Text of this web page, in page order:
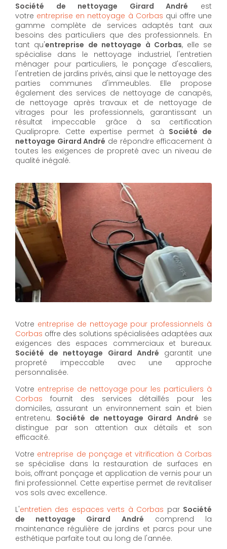
Société de nettoyage Girard André est
votre entreprise en nettoyage à Corbas qui offre une
gamme complète de services adaptés tant aux
besoins des particuliers que des professionnels. En
tant qu'entreprise de nettoyage à Corbas, elle se
spécialise dans le nettoyage industriel, l'entretien
ménager pour particuliers, le ponçage d'escaliers,
l'entretien de jardins privés, ainsi que le nettoyage des
parties communes d'immeubles. Elle propose
également des services de nettoyage de canapés,
de nettoyage après travaux et de nettoyage de
vitrages pour les professionnels, garantissant un
résultat impeccable grâce à sa certification
Qualipropre. Cette expertise permet à Société de
nettoyage Girard André de répondre efficacement à
toutes les exigences de propreté avec un niveau de
qualité inégalé.
Votre entreprise de nettoyage pour professionnels à
Corbas offre des solutions spécialisées adaptées aux
exigences des espaces commerciaux et bureaux.
Société de nettoyage Girard André garantit une
propreté impeccable avec une approche
personnalisée.
Votre entreprise de nettoyage pour les particuliers à
Corbas fournit des services détaillés pour les
domiciles, assurant un environnement sain et bien
entretenu. Société de nettoyage Girard André se
distingue par son attention aux détails et son
efficacité.
Votre entreprise de ponçage et vitrification à Corbas
se spécialise dans la restauration de surfaces en
bois, offrant ponçage et application de vernis pour un
fini professionnel. Cette expertise permet de revitaliser
vos sols avec excellence.
L'entretien des espaces verts à Corbas par Société
de nettoyage Girard André comprend la
maintenance régulière de jardins et parcs pour une
esthétique parfaite tout au long de l'année.